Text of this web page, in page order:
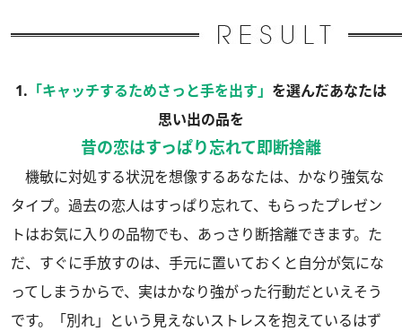
1. 「キャッチするためさっと手を出す」 を選んだあなたは
思い出の品を
昔の恋はすっぱり忘れて即断捨離
機敏に対処する状況を想像するあなたは、かなり強気な
タイプ。過去の恋人はすっぱり忘れて、もらったプレゼン
トはお気に入りの品物でも、あっさり断捨離できます。た
だ、すぐに手放すのは、手元に置いておくと自分が気にな
ってしまうからで、実はかなり強がった行動だといえそう
です。「別れ」という見えないストレスを抱えているはず